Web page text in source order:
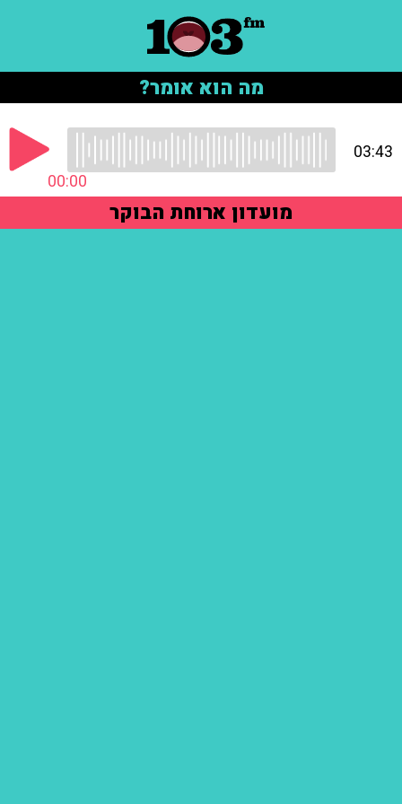
מה הוא אומר?
00:00
03:43
מועדון ארוחת הבוקר